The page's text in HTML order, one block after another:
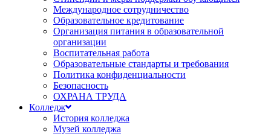
Международное сотрудничество
Образовательное кредитование
Организация питания в образовательной
организации
Воспитательная работа
Образовательные стандарты и требования
Политика конфиденциальности
Безопасность
ОХРАНА ТРУДА
Колледж
История колледжа
Музей колледжа